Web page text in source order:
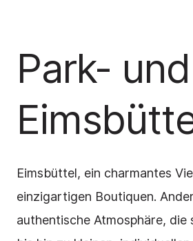
Park-
Eimsbüttel, ein charmantes
einzigartigen Boutiquen.
authentische Atmosphäre, die